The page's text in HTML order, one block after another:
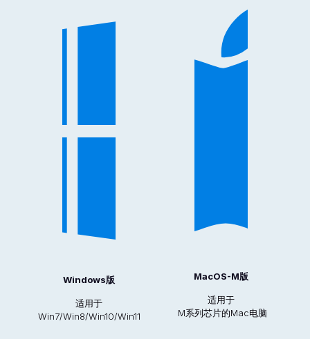
Windows版
适用于
Win7/Win8/Win10/Win11
MacOS-M版
适用于
M系列芯片的Mac电脑